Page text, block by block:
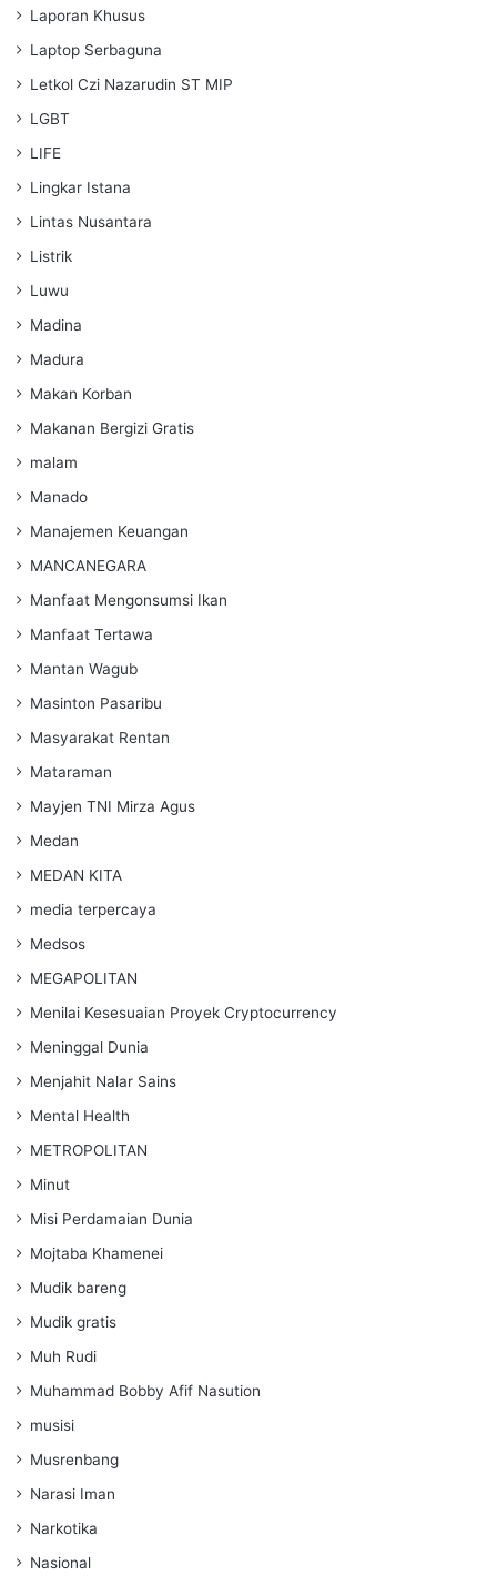
Laporan Khusus
Laptop Serbaguna
Letkol Czi Nazarudin ST MIP
LGBT
LIFE
Lingkar Istana
Lintas Nusantara
Listrik
Luwu
Madina
Madura
Makan Korban
Makanan Bergizi Gratis
malam
Manado
Manajemen Keuangan
MANCANEGARA
Manfaat Mengonsumsi Ikan
Manfaat Tertawa
Mantan Wagub
Masinton Pasaribu
Masyarakat Rentan
Mataraman
Mayjen TNI Mirza Agus
Medan
MEDAN KITA
media terpercaya
Medsos
MEGAPOLITAN
Menilai Kesesuaian Proyek Cryptocurrency
Meninggal Dunia
Menjahit Nalar Sains
Mental Health
METROPOLITAN
Minut
Misi Perdamaian Dunia
Mojtaba Khamenei
Mudik bareng
Mudik gratis
Muh Rudi
Muhammad Bobby Afif Nasution
musisi
Musrenbang
Narasi Iman
Narkotika
Nasional